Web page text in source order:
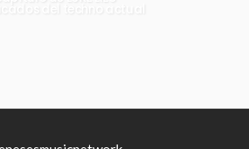
del techno actual